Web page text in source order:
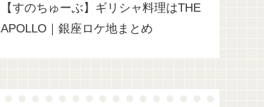
【すのちゅーぶ】ギリシャ料理はTHE
APOLLO｜銀座ロケ地まとめ